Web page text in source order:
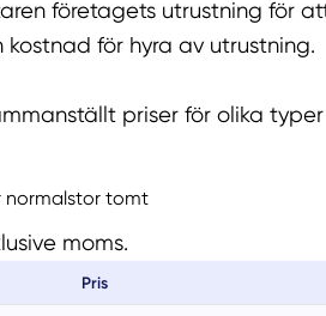
företagets utrustning för
kostnad för hyra av utrustning.
priser för olika
normalstor tomt
moms.
Pris